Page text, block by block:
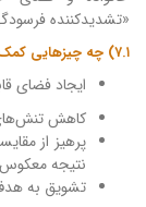
«تشدیدکننده
۷.۱) چه چیزهایی کمک می‌کند؟
ایجاد فضای
کاهش تنش‌های
پرهیز از
نتیجه معکوس
تشویق به